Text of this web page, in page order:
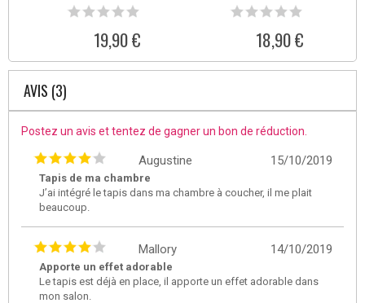
19,90 € 18,90 €
AVIS (3)
Postez un avis et tentez de gagner un bon de réduction.
15/10/2019
Augustine
Tapis de ma chambre
J’ai intégré le tapis dans ma chambre à coucher, il me plait
beaucoup.
14/10/2019
Mallory
Apporte un effet adorable
Le tapis est déjà en place, il apporte un effet adorable dans
mon salon.